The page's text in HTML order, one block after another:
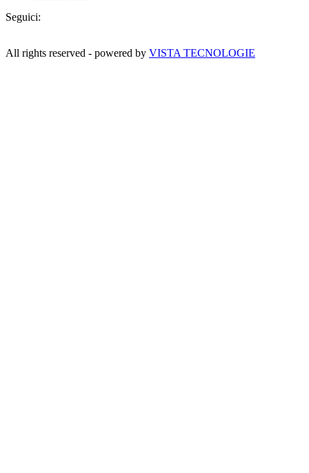
Seguici:
All rights reserved - powered by VISTA TECNOLOGIE